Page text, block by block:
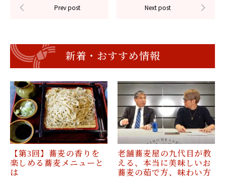
新着・おすすめ情報
【第3回】蕎麦の香りを
楽しめる蕎麦メニューと
は
老舗蕎麦屋の九代目が教
える、本当に美味しいお
蕎麦の茹で方、味わい方